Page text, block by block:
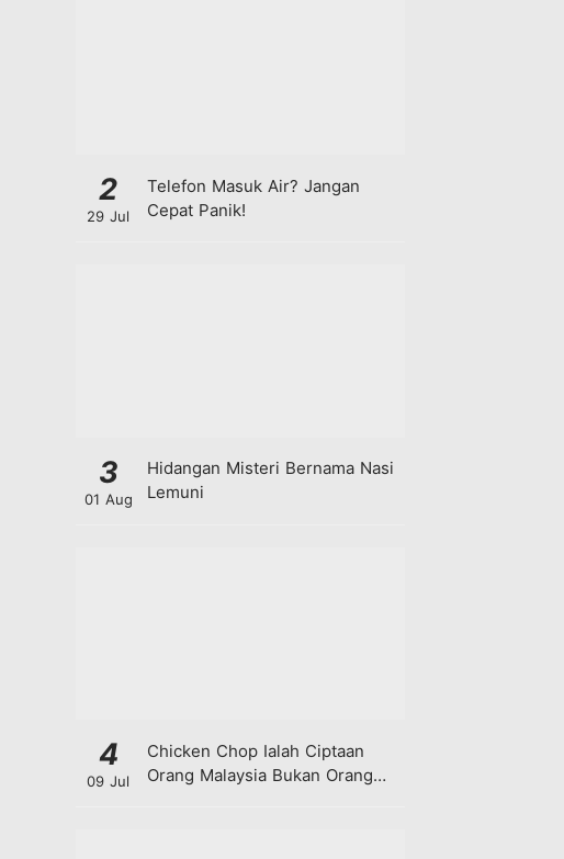
2
29 Jul
Telefon Masuk Air? Jangan
Cepat Panik!
3
01 Aug
Hidangan Misteri Bernama Nasi
Lemuni
4
09 Jul
Chicken Chop Ialah Ciptaan
Orang Malaysia Bukan Orang